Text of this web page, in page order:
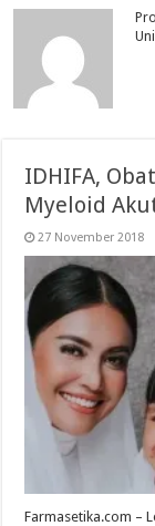
IDHIFA,
Myeloid
27 November 2018
Farmasetika.com –